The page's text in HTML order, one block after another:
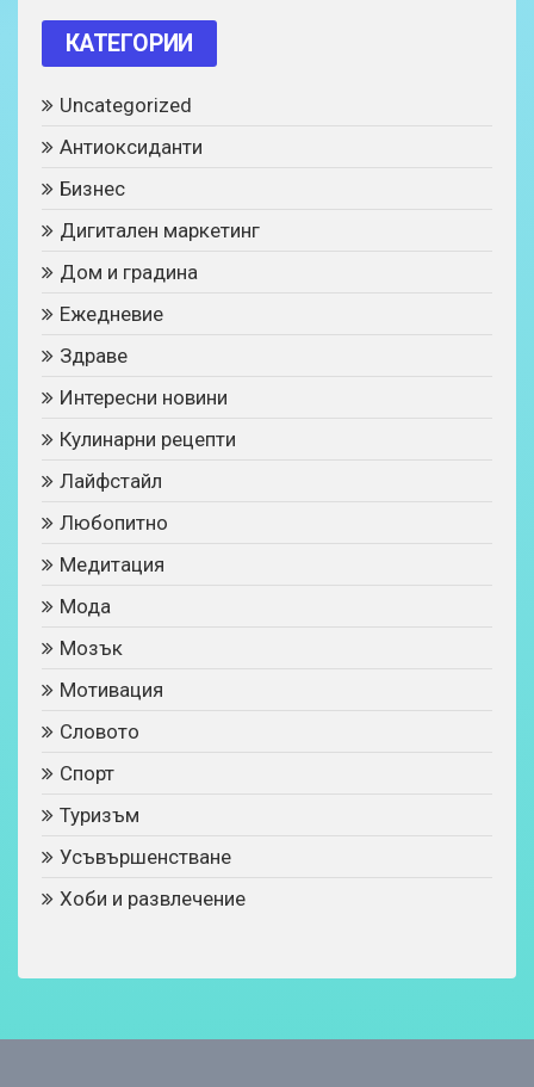
КАТЕГОРИИ
Uncategorized
Антиоксиданти
Бизнес
Дигитален маркетинг
Дом и градина
Ежедневие
Здраве
Интересни новини
Кулинарни рецепти
Лайфстайл
Любопитно
Медитация
Мода
Мозък
Мотивация
Словото
Спорт
Туризъм
Усъвършенстване
Хоби и развлечение